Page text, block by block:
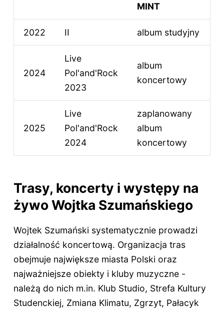
MINT
2022 II album studyjny
2024
Live
Pol'and'Rock
2023
album
koncertowy
2025
Live
Pol'and'Rock
2024
zaplanowany
album
koncertowy
Trasy, koncerty i występy na
żywo Wojtka Szumańskiego
Wojtek Szumański systematycznie prowadzi
działalność koncertową. Organizacja tras
obejmuje największe miasta Polski oraz
najważniejsze obiekty i kluby muzyczne -
należą do nich m.in. Klub Studio, Strefa Kultury
Studenckiej, Zmiana Klimatu, Zgrzyt, Pałacyk